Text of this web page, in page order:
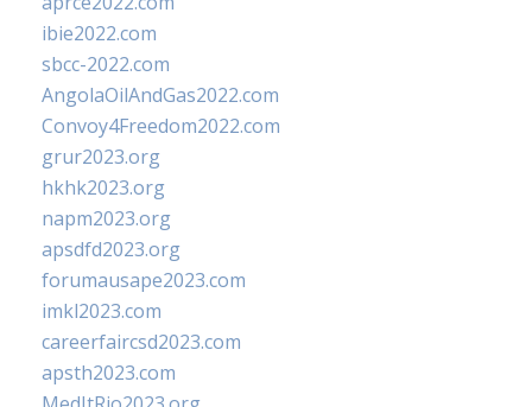
ibie2022.com
sbcc-2022.com
AngolaOilAndGas2022.com
Convoy4Freedom2022.com
grur2023.org
hkhk2023.org
napm2023.org
apsdfd2023.org
forumausape2023.com
imkl2023.com
careerfaircsd2023.com
apsth2023.com